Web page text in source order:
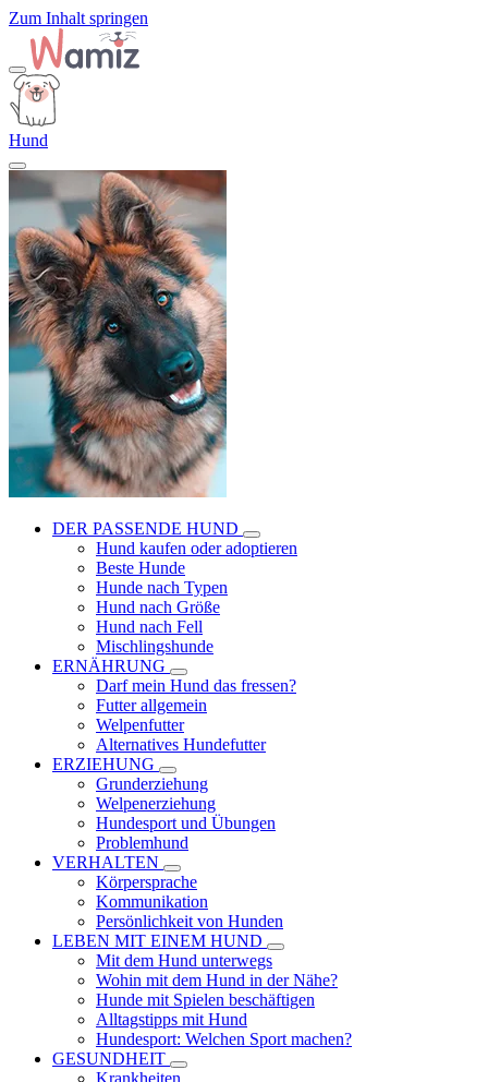
Zum Inhalt springen
Hund
DER PASSENDE HUND
Hund kaufen oder adoptieren
Beste Hunde
Hunde nach Typen
Hund nach Größe
Hund nach Fell
Mischlingshunde
ERNÄHRUNG
Darf mein Hund das fressen?
Futter allgemein
Welpenfutter
Alternatives Hundefutter
ERZIEHUNG
Grunderziehung
Welpenerziehung
Hundesport und Übungen
Problemhund
VERHALTEN
Körpersprache
Kommunikation
Persönlichkeit von Hunden
LEBEN MIT EINEM HUND
Mit dem Hund unterwegs
Wohin mit dem Hund in der Nähe?
Hunde mit Spielen beschäftigen
Alltagstipps mit Hund
Hundesport: Welchen Sport machen?
GESUNDHEIT
Krankheiten